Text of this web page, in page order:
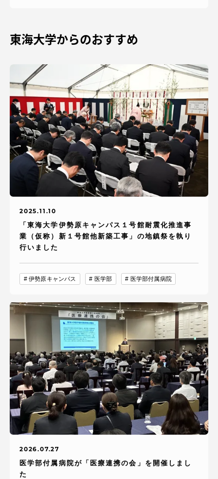
東海大学からのおすすめ
2025.11.10
「東海大学伊勢原キャンパス１号館耐震化推進事
業（仮称）新１号館他新築工事」の地鎮祭を執り
行いました
伊勢原キャンパス 医学部 医学部付属病院
2026.07.27
医学部付属病院が「医療連携の会」を開催しまし
た